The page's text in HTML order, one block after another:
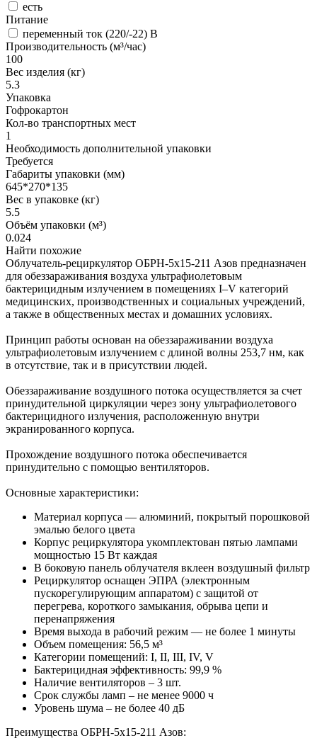
есть
Питание
переменный ток (220/-22) В
Производительность (м³/час)
100
Вес изделия (кг)
5.3
Упаковка
Гофрокартон
Кол-во транспортных мест
1
Необходимость дополнительной упаковки
Требуется
Габариты упаковки (мм)
645*270*135
Вес в упаковке (кг)
5.5
Объём упаковки (м³)
0.024
Найти похожие
Облучатель-рециркулятор ОБРН-5x15-211 Азов предназначен
для обеззараживания воздуха ультрафиолетовым
бактерицидным излучением в помещениях I–V категорий
медицинских, производственных и социальных учреждений,
а также в общественных местах и домашних условиях.
Принцип работы основан на обеззараживании воздуха
ультрафиолетовым излучением с длиной волны 253,7 нм, как
в отсутствие, так и в присутствии людей.
Обеззараживание воздушного потока осуществляется за счет
принудительной циркуляции через зону ультрафиолетового
бактерицидного излучения, расположенную внутри
экранированного корпуса.
Прохождение воздушного потока обеспечивается
принудительно с помощью вентиляторов.
Основные характеристики:
Материал корпуса — алюминий, покрытый порошковой
эмалью белого цвета
Корпус рециркулятора укомплектован пятью лампами
мощностью 15 Вт каждая
В боковую панель облучателя вклеен воздушный фильтр
Рециркулятор оснащен ЭПРА (электронным
пускорегулирующим аппаратом) с защитой от
перегрева, короткого замыкания, обрыва цепи и
перенапряжения
Время выхода в рабочий режим — не более 1 минуты
Объем помещения: 56,5 м³
Категории помещений: I, II, III, IV, V
Бактерицидная эффективность: 99,9 %
Наличие вентиляторов – 3 шт.
Срок службы ламп – не менее 9000 ч
Уровень шума – не более 40 дБ
Преимущества ОБРН-5x15-211 Азов: